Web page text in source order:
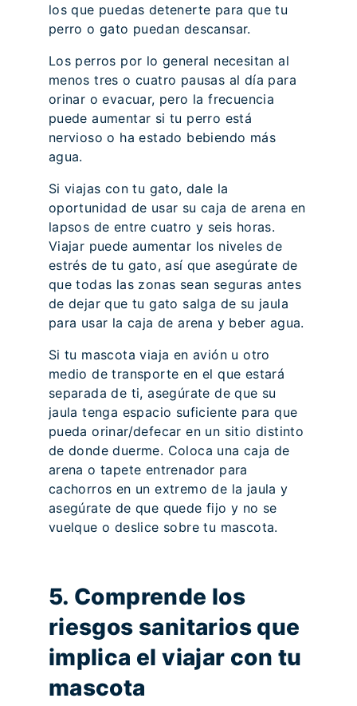
los que puedas detenerte para que tu
perro o gato puedan descansar.
Los perros por lo general necesitan al
menos tres o cuatro pausas al día para
orinar o evacuar, pero la frecuencia
puede aumentar si tu perro está
nervioso o ha estado bebiendo más
agua.
Si viajas con tu gato, dale la
oportunidad de usar su caja de arena en
lapsos de entre cuatro y seis horas.
Viajar puede aumentar los niveles de
estrés de tu gato, así que asegúrate de
que todas las zonas sean seguras antes
de dejar que tu gato salga de su jaula
para usar la caja de arena y beber agua.
Si tu mascota viaja en avión u otro
medio de transporte en el que estará
separada de ti, asegúrate de que su
jaula tenga espacio suficiente para que
pueda orinar/defecar en un sitio distinto
de donde duerme. Coloca una caja de
arena o tapete entrenador para
cachorros en un extremo de la jaula y
asegúrate de que quede fijo y no se
vuelque o deslice sobre tu mascota.
5. Comprende los
riesgos sanitarios que
implica el viajar con tu
mascota